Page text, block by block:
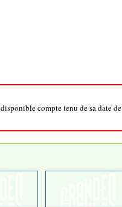
compte tenu de sa date de